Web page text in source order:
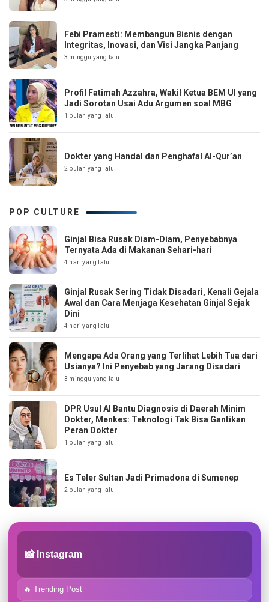
Febi Pramesti: Membangun Bisnis dengan
Integritas, Inovasi, dan Visi Jangka Panjang
3 minggu yang lalu
Profil Fatimah Azzahra, Wakil Ketua BEM UI yang
Jadi Sorotan Usai Adu Argumen soal MBG
1 bulan yang lalu
Dokter yang Handal dan Penghafal Al-Qur’an
2 bulan yang lalu
POP CULTURE
Ginjal Bisa Rusak Diam-Diam, Penyebabnya
Ternyata Ada di Makanan Sehari-hari
4 hari yang lalu
Ginjal Rusak Sering Tidak Disadari, Kenali Gejala
Awal dan Cara Menjaga Kesehatan Ginjal Sejak
Dini
4 hari yang lalu
Mengapa Ada Orang yang Terlihat Lebih Tua dari
Usianya? Ini Penyebab yang Jarang Disadari
3 minggu yang lalu
DPR Usul AI Bantu Diagnosis di Daerah Minim
Dokter, Menkes: Teknologi Tak Bisa Gantikan
Peran Dokter
1 bulan yang lalu
Es Teler Sultan Jadi Primadona di Sumenep
2 bulan yang lalu
📸 Instagram
🔥 Trending Post